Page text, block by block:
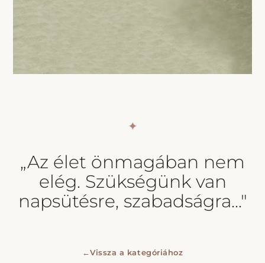
✦
„Az élet önmagában nem
elég. Szükségünk van
napsütésre, szabadságra..."
←Vissza a kategóriához